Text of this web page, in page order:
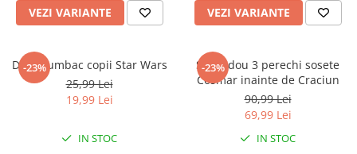
VEZI VARIANTE VEZI VARIANTE
-23%
Dres bumbac copii Star Wars
25,99 Lei
19,99 Lei
IN STOC
-23%
Set cadou 3 perechi sosete
Cosmar inainte de Craciun
90,99 Lei
69,99 Lei
IN STOC